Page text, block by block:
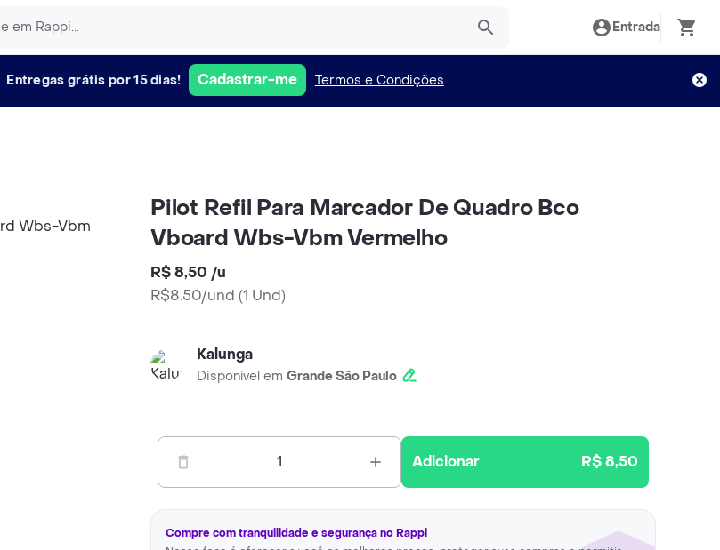
Entrada
Entregas grátis por 15 dias! Cadastrar-me Termos e Condições
Pilot Refil Para Marcador De Quadro Bco
Vboard Wbs-Vbm Vermelho
R$ 8,50 /u
R$8.50/und (1 Und)
Kalunga
Disponível em Grande São Paulo
1 Adicionar R$ 8,50
Compre com tranquilidade e segurança no Rappi